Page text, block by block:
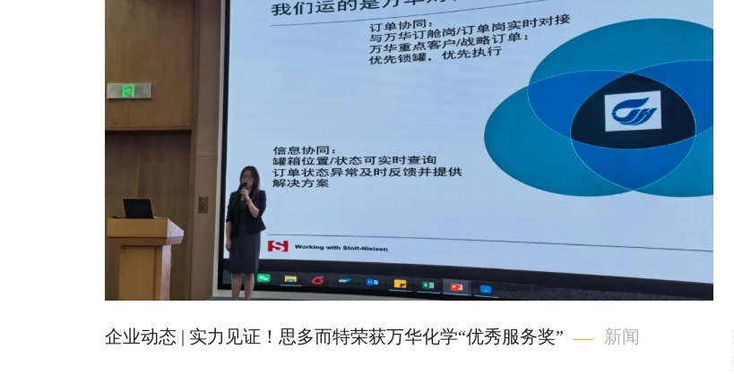
企业动态 | 实力见证！思多而特荣获万华化学“优秀服务奖” 新闻